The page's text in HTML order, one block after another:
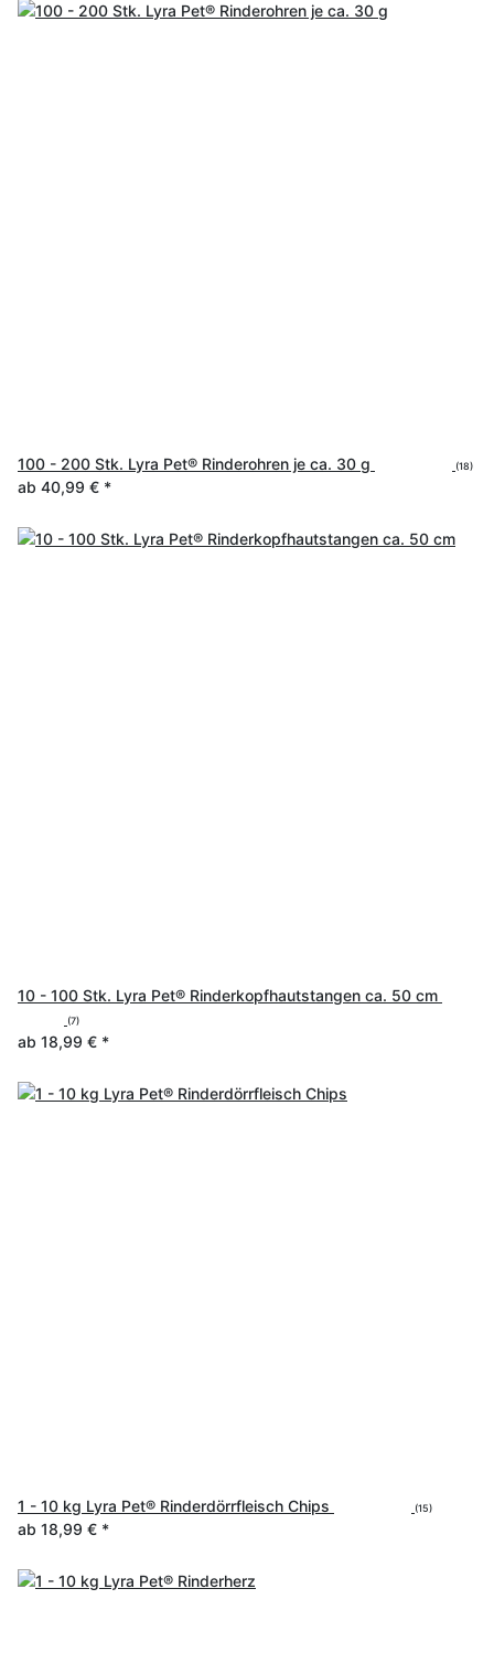
100 - 200 Stk. Lyra Pet® Rinderohren je ca. 30 g (18)
ab 40,99 € *
10 - 100 Stk. Lyra Pet® Rinderkopfhautstangen ca. 50 cm
(7)
ab 18,99 € *
1 - 10 kg Lyra Pet® Rinderdörrfleisch Chips (15)
ab 18,99 € *